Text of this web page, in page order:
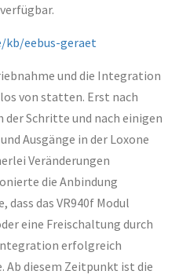
kb/eebus-geraet
und die Integration
von statten. Erst nach
Schritte und nach einigen
Ausgänge in der Loxone
Veränderungen
die Anbindung
das VR940f Modul
eine Freischaltung durch
erfolgreich
Ab diesem Zeitpunkt ist die